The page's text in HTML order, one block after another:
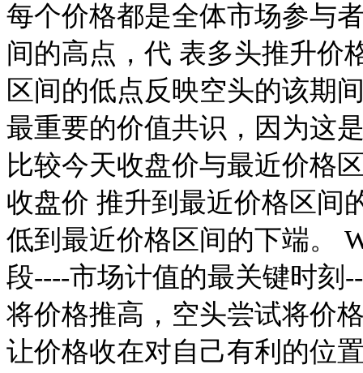
每个价格都是全体市场参与
间的高点，代 表多头推升价
区间的低点反映空头的该期
最重要的价值共识，因为这
比较今天收盘价与最近价格
收盘价 推升到最近价格区间
低到最近价格区间的下端。
段----市场计值的最关键时刻
将价格推高，空头尝试将价
让价格收在对自己有利的位